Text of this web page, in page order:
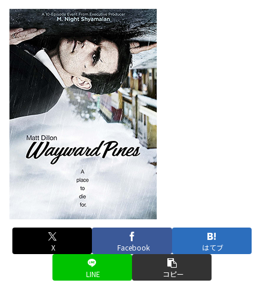
X Facebook はてブ
LINE コピー